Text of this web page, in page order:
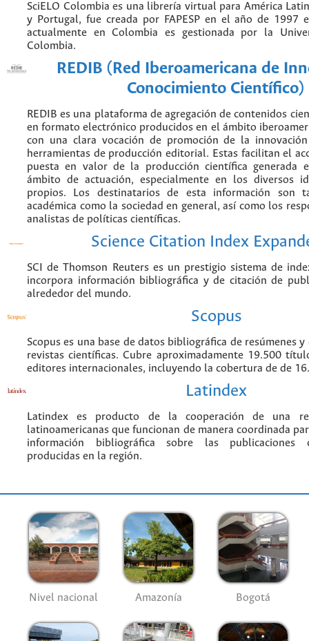
SciELO Colombia es una librería virtual para América
y Portugal, fue creada por FAPESP en el año de 1997
actualmente en Colombia es gestionada por la
Colombia.
REDIB (Red Iberoamericana de
Conocimiento Científico)
REDIB es una plataforma de agregación de contenidos
en formato electrónico producidos en el ámbito
con una clara vocación de promoción de la
herramientas de producción editorial. Estas facilitan el
puesta en valor de la producción científica generada
ámbito de actuación, especialmente en los diversos
propios. Los destinatarios de esta información son
académica como la sociedad en general, así como los
analistas de políticas científicas.
Science Citation Index
SCI de Thomson Reuters es un prestigio sistema de
incorpora información bibliográfica y de citación de
alrededor del mundo.
Scopus
Scopus es una base de datos bibliográfica de resúmenes
revistas científicas. Cubre aproximadamente 19.500
editores internacionales, incluyendo la cobertura de de
Latindex
Latindex es producto de la cooperación de una
latinoamericanas que funcionan de manera coordinada
información bibliográfica sobre las publicaciones
producidas en la región.
Nivel nacional Amazonía Bogotá